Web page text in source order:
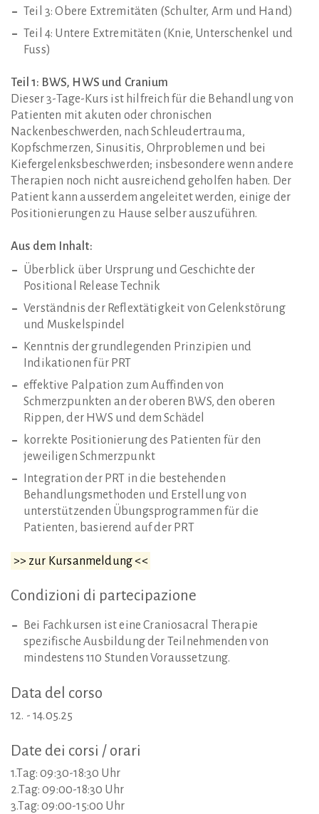
Teil 3: Obere Extremitäten (Schulter, Arm und Hand)
Teil 4: Untere Extremitäten (Knie, Unterschenkel und
Fuss)
Teil 1: BWS, HWS und Cranium
Dieser 3-Tage-Kurs ist hilfreich für die Behandlung von
Patienten mit akuten oder chronischen
Nackenbeschwerden, nach Schleudertrauma,
Kopfschmerzen, Sinusitis, Ohrproblemen und bei
Kiefergelenksbeschwerden; insbesondere wenn andere
Therapien noch nicht ausreichend geholfen haben. Der
Patient kann ausserdem angeleitet werden, einige der
Positionierungen zu Hause selber auszuführen.
Aus dem Inhalt:
Überblick über Ursprung und Geschichte der
Positional Release Technik
Verständnis der Reflextätigkeit von Gelenkstörung
und Muskelspindel
Kenntnis der grundlegenden Prinzipien und
Indikationen für PRT
effektive Palpation zum Auffinden von
Schmerzpunkten an der oberen BWS, den oberen
Rippen, der HWS und dem Schädel
korrekte Positionierung des Patienten für den
jeweiligen Schmerzpunkt
Integration der PRT in die bestehenden
Behandlungsmethoden und Erstellung von
unterstützenden Übungsprogrammen für die
Patienten, basierend auf der PRT
>> zur Kursanmeldung <<
Condizioni di partecipazione
Bei Fachkursen ist eine Craniosacral Therapie
spezifische Ausbildung der Teilnehmenden von
mindestens 110 Stunden Voraussetzung.
Data del corso
12. - 14.05.25
Date dei corsi / orari
1.Tag: 09:30-18:30 Uhr
2.Tag: 09:00-18:30 Uhr
3.Tag: 09:00-15:00 Uhr